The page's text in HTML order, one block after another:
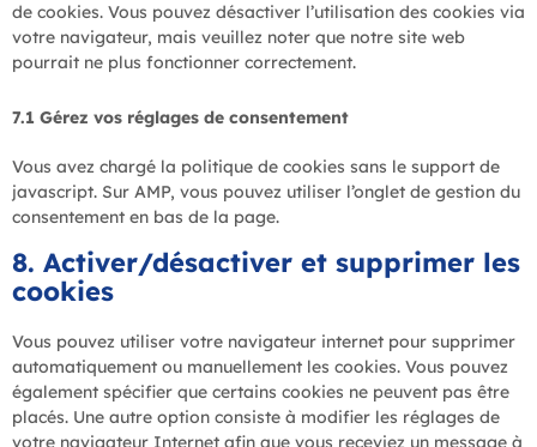
de cookies. Vous pouvez désactiver l’utilisation des cookies via
votre navigateur, mais veuillez noter que notre site web
pourrait ne plus fonctionner correctement.
7.1 Gérez vos réglages de consentement
Vous avez chargé la politique de cookies sans le support de
javascript. Sur AMP, vous pouvez utiliser l’onglet de gestion du
consentement en bas de la page.
8. Activer/désactiver et supprimer les
cookies
Vous pouvez utiliser votre navigateur internet pour supprimer
automatiquement ou manuellement les cookies. Vous pouvez
également spécifier que certains cookies ne peuvent pas être
placés. Une autre option consiste à modifier les réglages de
votre navigateur Internet afin que vous receviez un message à